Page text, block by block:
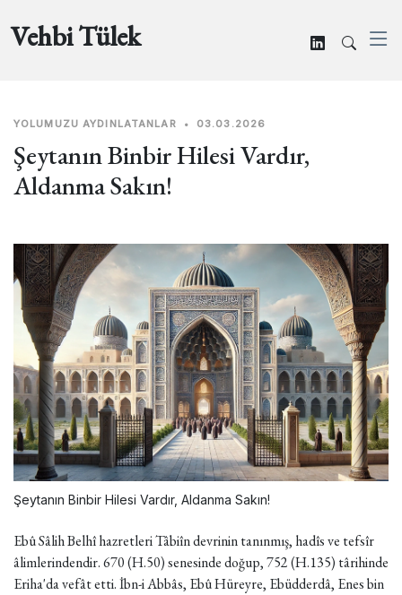
Vehbi Tülek
YOLUMUZU AYDINLATANLAR • 03.03.2026
Şeytanın Binbir Hilesi Vardır,
Aldanma Sakın!
Şeytanın Binbir Hilesi Vardır, Aldanma Sakın!
Ebû Sâlih Belhî hazretleri Tâbiîn devrinin tanınmış, hadîs ve tefsîr
âlimlerindendir. 670 (H.50) senesinde doğup, 752 (H.135) târihinde
Eriha'da vefât etti. İbn-i Abbâs, Ebû Hüreyre, Ebüdderdâ, Enes bin